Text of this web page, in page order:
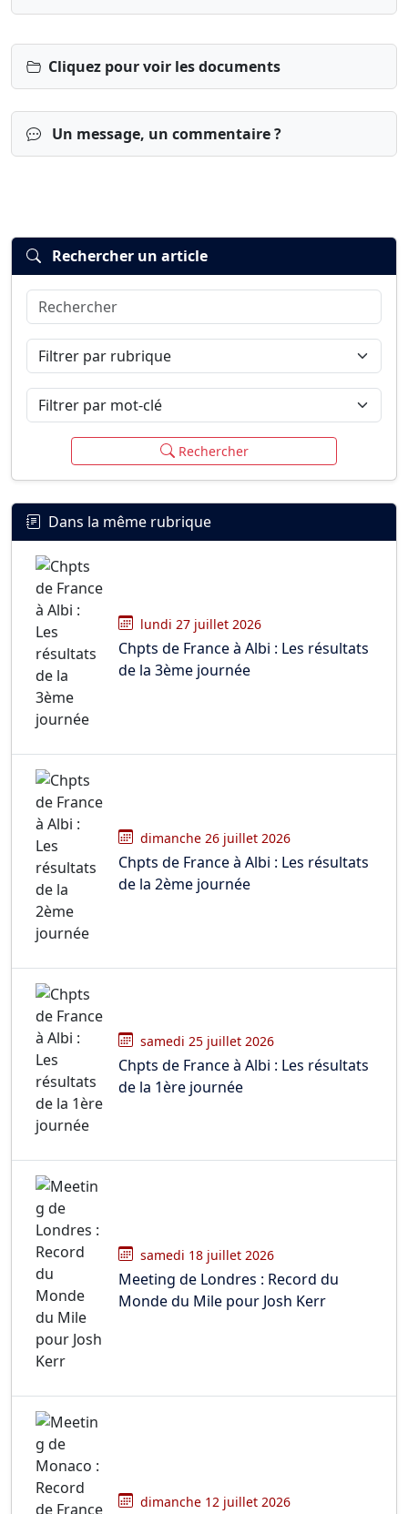
Cliquez pour voir les documents
Un message, un commentaire ?
Connexion
Rechercher un article
Rechercher
Filtrer par rubrique
Filtrer par mot-clé
Rechercher
Dans la même rubrique
lundi 27 juillet 2026
Chpts de France à Albi : Les résultats
de la 3ème journée
dimanche 26 juillet 2026
Chpts de France à Albi : Les résultats
de la 2ème journée
samedi 25 juillet 2026
Chpts de France à Albi : Les résultats
de la 1ère journée
samedi 18 juillet 2026
Meeting de Londres : Record du
Monde du Mile pour Josh Kerr
dimanche 12 juillet 2026